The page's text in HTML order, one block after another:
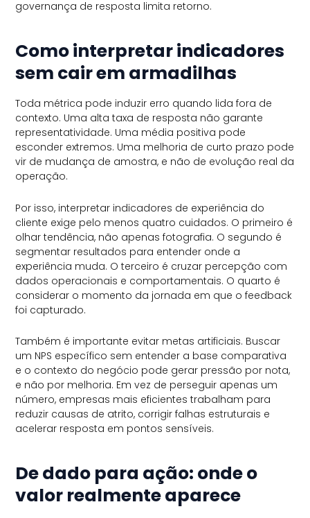
governança de resposta limita retorno.
Como interpretar indicadores
sem cair em armadilhas
Toda métrica pode induzir erro quando lida fora de
contexto. Uma alta taxa de resposta não garante
representatividade. Uma média positiva pode
esconder extremos. Uma melhoria de curto prazo pode
vir de mudança de amostra, e não de evolução real da
operação.
Por isso, interpretar indicadores de experiência do
cliente exige pelo menos quatro cuidados. O primeiro é
olhar tendência, não apenas fotografia. O segundo é
segmentar resultados para entender onde a
experiência muda. O terceiro é cruzar percepção com
dados operacionais e comportamentais. O quarto é
considerar o momento da jornada em que o feedback
foi capturado.
Também é importante evitar metas artificiais. Buscar
um NPS específico sem entender a base comparativa
e o contexto do negócio pode gerar pressão por nota,
e não por melhoria. Em vez de perseguir apenas um
número, empresas mais eficientes trabalham para
reduzir causas de atrito, corrigir falhas estruturais e
acelerar resposta em pontos sensíveis.
De dado para ação: onde o
valor realmente aparece